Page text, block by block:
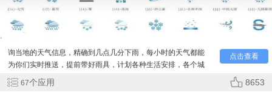
点击查看
免费天气预报最准确排第一，让提前出门也能随时随地查
询当地的天气信息，精确到几点几分下雨，每小时的天气都能
为你们实时推送，提前带好雨具，计划各种生活安排，各个城
市的天气都能及时查询，未来天气即可预报。
67个应用 8653